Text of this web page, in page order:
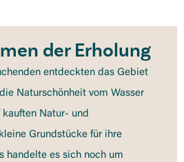
der Erholung
entdeckten das Gebiet
Naturschönheit vom Wasser
kauften Natur- und
Grundstücke für ihre
handelte es sich noch um